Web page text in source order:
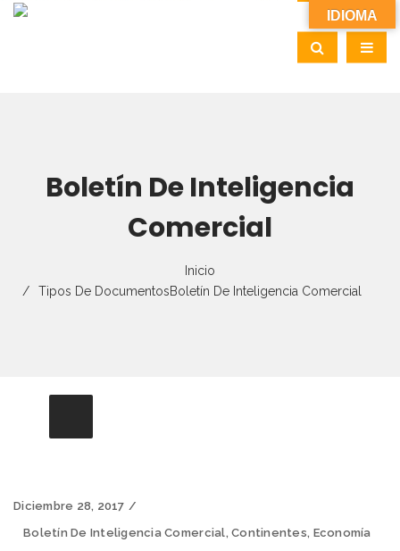
Boletín De Inteligencia
Comercial
Inicio
Tipos De DocumentosBoletín De Inteligencia Comercial
Diciembre 28, 2017
Boletín De Inteligencia Comercial,Continentes, Economía
IDIOMA